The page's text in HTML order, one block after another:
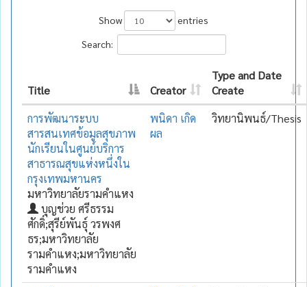
Show
entries
Search:
Title Creator
Type and Date
Create
การพัฒนาระบบ
สารสนเทศข้อมูลสุขภาพ
นักเรียนในศูนย์บริการ
สาธารณสุขแห่งหนึ่งใน
กรุงเทพมหานคร
มหาวิทยาลัยรามคำแหง
บุญช่วย ศรีธรรม
ศักดิ์;สุรีย์พันธุ์ วรพงศ
ธร;มหาวิทยาลัย
รามคำแหง;มหาวิทยาลัย
รามคำแหง
พนิดา เกิด
ผล
วิทยานิพนธ์/Thesis